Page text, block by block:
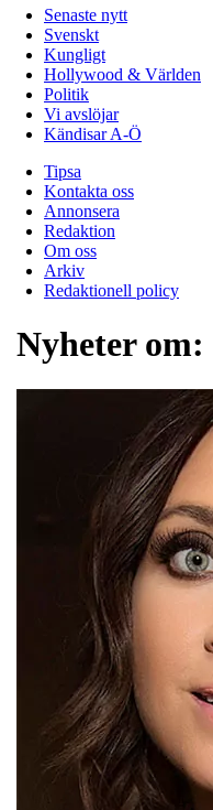
Senaste nytt
Svenskt
Kungligt
Hollywood & Världen
Politik
Vi avslöjar
Kändisar A-Ö
Tipsa
Kontakta oss
Annonsera
Redaktion
Om oss
Arkiv
Redaktionell policy
Nyheter om: